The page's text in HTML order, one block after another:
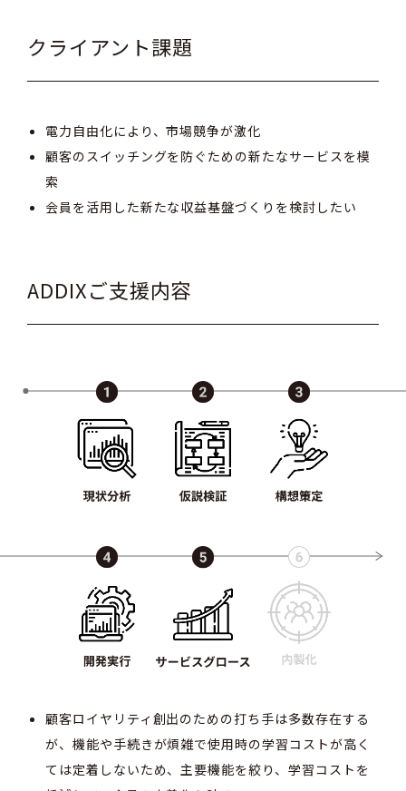
クライアント課題
電力自由化により、市場競争が激化
顧客のスイッチングを防ぐための新たなサービスを模
索
会員を活用した新たな収益基盤づくりを検討したい
ADDIXご支援内容
顧客ロイヤリティ創出のための打ち手は多数存在する
が、機能や手続きが煩雑で使用時の学習コストが高く
ては定着しないため、主要機能を絞り、学習コストを